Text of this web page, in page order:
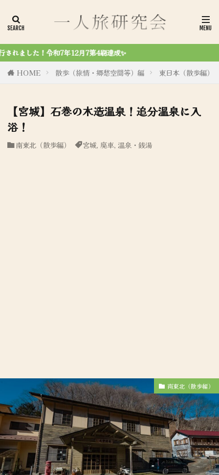
HOME
散歩（旅情・郷愁空間等）編 東日本（散歩編）
【宮城】石巻の木造温泉！追分温泉に入
浴！
南東北（散歩編） 宮城, 廃車, 温泉・銭湯
南東北（散歩編）